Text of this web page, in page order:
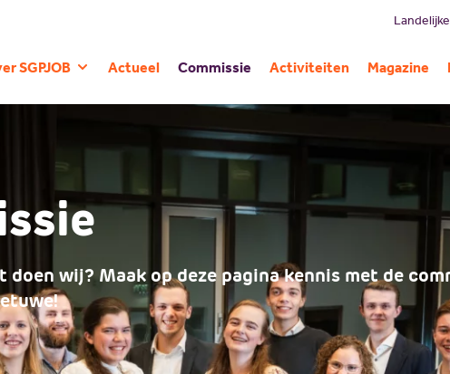
SGPJOB
Geschiedenis
Actueel Commissie Activiteiten Magazine
doen wij? Maak op deze pagina kennis met de